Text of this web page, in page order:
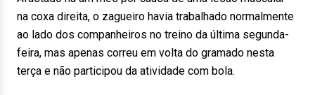
na coxa direita, o zagueiro havia trabalhado normalmente
ao lado dos companheiros no treino da última segunda-
feira, mas apenas correu em volta do gramado nesta
terça e não participou da atividade com bola.